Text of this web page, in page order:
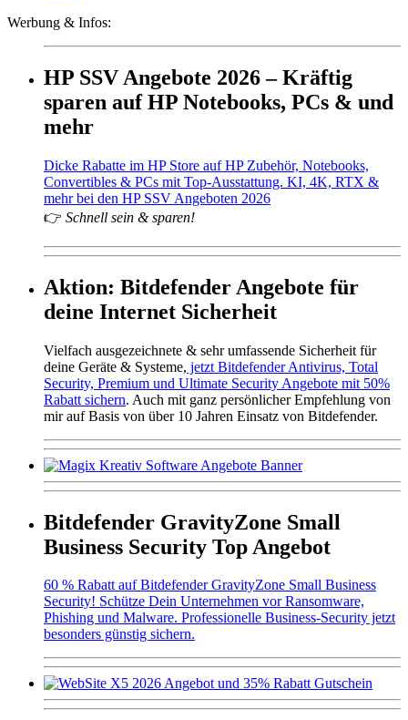
Werbung & Infos:
HP SSV Angebote 2026 – Kräftig
sparen auf HP Notebooks, PCs & und
mehr
Dicke Rabatte im HP Store auf HP Zubehör, Notebooks,
Convertibles & PCs mit Top-Ausstattung. KI, 4K, RTX &
mehr bei den HP SSV Angeboten 2026
👉 Schnell sein & sparen!
Aktion: Bitdefender Angebote für
deine Internet Sicherheit
Vielfach ausgezeichnete & sehr umfassende Sicherheit für
deine Geräte & Systeme, jetzt Bitdefender Antivirus, Total
Security, Premium und Ultimate Security Angebote mit 50%
Rabatt sichern. Auch mit ganz persönlicher Empfehlung von
mir auf Basis von über 10 Jahren Einsatz von Bitdefender.
Bitdefender GravityZone Small
Business Security Top Angebot
60 % Rabatt auf Bitdefender GravityZone Small Business
Security! Schütze Dein Unternehmen vor Ransomware,
Phishing und Malware. Professionelle Business-Security jetzt
besonders günstig sichern.